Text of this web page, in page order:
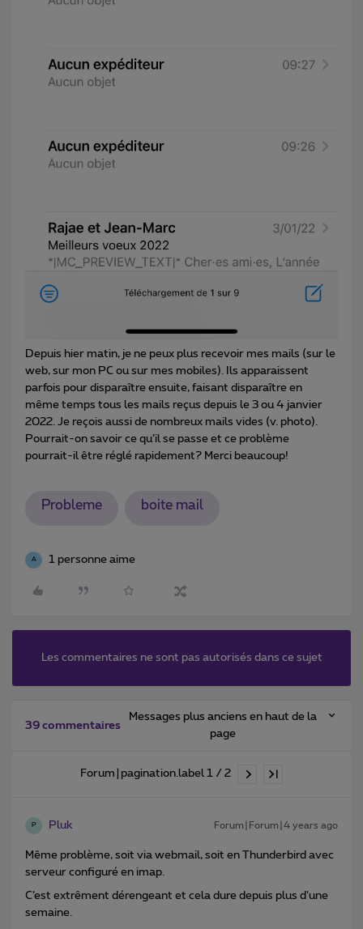
Depuis hier matin, je ne peux plus recevoir mes mails (sur le
web, sur mon PC ou sur mes mobiles). Ils apparaissent
parfois pour disparaître ensuite, faisant disparaître en
même temps tous les mails reçus depuis le 3 ou 4 janvier
2022. Je reçois aussi de nombreux mails vides (v. photo).
Pourrait-on savoir ce qu’il se passe et ce problème
pourrait-il être réglé rapidement? Merci beaucoup!
Probleme boite mail
A 1 personne aime
Les commentaires ne sont pas autorisés dans ce sujet
39 commentaires
Messages plus anciens en haut de la
page
Forum|pagination.label 1 / 2
P Pluk Forum|Forum|4 years ago
Même problème, soit via webmail, soit en Thunderbird avec
serveur configuré en imap.
C’est extrêment dérengeant et cela dure depuis plus d’une
semaine.